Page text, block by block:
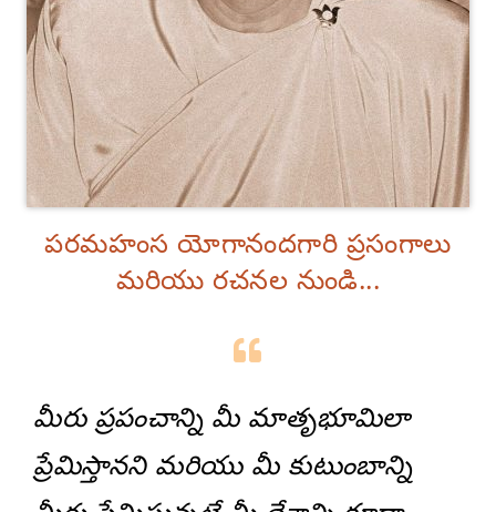
పరమహంస యోగానందగారి ప్రసంగాలు
మరియు రచనల నుండి...
మీరు ప్రపంచాన్ని మీ మాతృభూమిలా
ప్రేమిస్తానని మరియు మీ కుటుంబాన్ని